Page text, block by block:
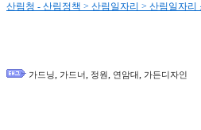
산림청 - 산림정책 > 산림일자리 > 산림일자리
가드닝, 가드너, 정원, 연암대, 가든디자인